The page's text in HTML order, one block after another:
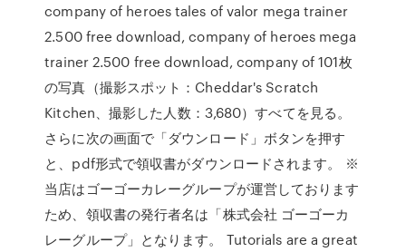
company of heroes tales of valor mega trainer
2.500 free download, company of heroes mega
trainer 2.500 free download, company of 101枚
の写真（撮影スポット：Cheddar's Scratch
Kitchen、撮影した人数：3,680）すべてを見る。
さらに次の画面で「ダウンロード」ボタンを押す
と、pdf形式で領収書がダウンロードされます。 ※
当店はゴーゴーカレーグループが運営しております
ため、領収書の発行者名は「株式会社 ゴーゴーカ
レーグループ」となります。 Tutorials are a great